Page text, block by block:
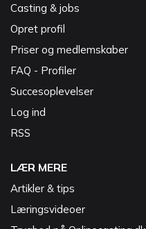
Casting & jobs
Opret profil
Priser og medlemskaber
FAQ - Profiler
Succesoplevelser
Log ind
RSS
LÆR MERE
Artikler & tips
Læringsvideoer